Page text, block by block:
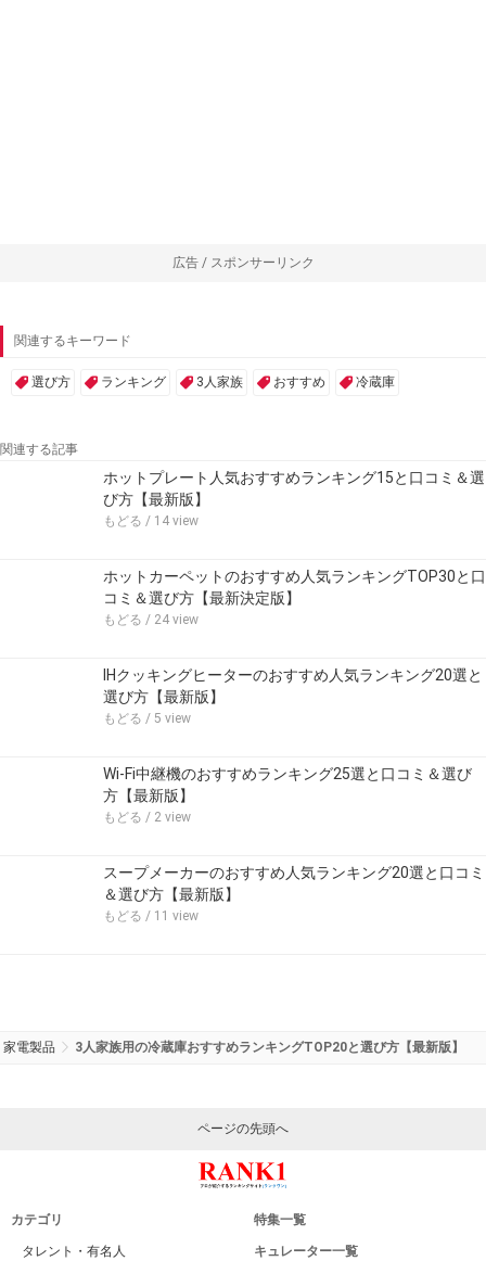
広告 / スポンサーリンク
関連するキーワード
選び方 ランキング 3人家族 おすすめ 冷蔵庫
関連する記事
ホットプレート人気おすすめランキング15と口コミ＆選
び方【最新版】
もどる / 14 view
ホットカーペットのおすすめ人気ランキングTOP30と口
コミ＆選び方【最新決定版】
もどる / 24 view
IHクッキングヒーターのおすすめ人気ランキング20選と
選び方【最新版】
もどる / 5 view
Wi-Fi中継機のおすすめランキング25選と口コミ＆選び
方【最新版】
もどる / 2 view
スープメーカーのおすすめ人気ランキング20選と口コミ
＆選び方【最新版】
もどる / 11 view
家電製品 3人家族用の冷蔵庫おすすめランキングTOP20と選び方【最新版】
ページの先頭へ
カテゴリ
タレント・有名人
特集一覧
キュレーター一覧